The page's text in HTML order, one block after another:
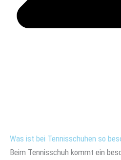
Was ist bei Tennisschuhen so
Beim Tennisschuh kommt ein